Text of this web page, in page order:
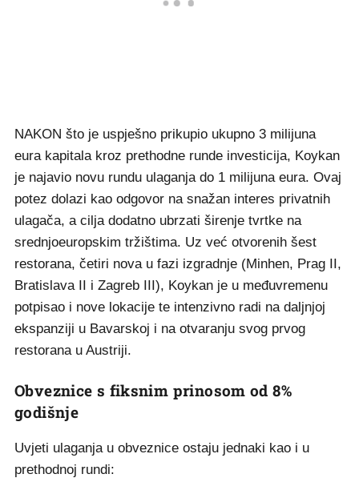
NAKON što je uspješno prikupio ukupno 3 milijuna
eura kapitala kroz prethodne runde investicija, Koykan
je najavio novu rundu ulaganja do 1 milijuna eura. Ovaj
potez dolazi kao odgovor na snažan interes privatnih
ulagača, a cilja dodatno ubrzati širenje tvrtke na
srednjoeuropskim tržištima. Uz već otvorenih šest
restorana, četiri nova u fazi izgradnje (Minhen, Prag II,
Bratislava II i Zagreb III), Koykan je u međuvremenu
potpisao i nove lokacije te intenzivno radi na daljnjoj
ekspanziji u Bavarskoj i na otvaranju svog prvog
restorana u Austriji.
Obveznice s fiksnim prinosom od 8%
godišnje
Uvjeti ulaganja u obveznice ostaju jednaki kao i u
prethodnoj rundi: